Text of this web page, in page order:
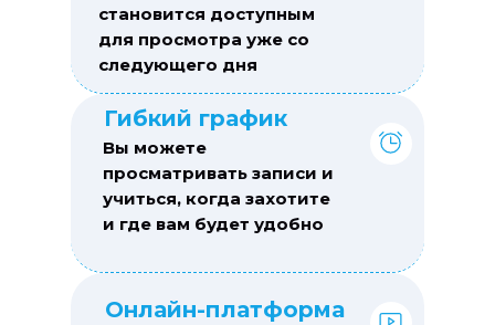
становится доступным
для просмотра уже со
следующего дня
Гибкий график
Вы можете
просматривать записи и
учиться, когда захотите
и где вам будет удобно
Онлайн-платформа